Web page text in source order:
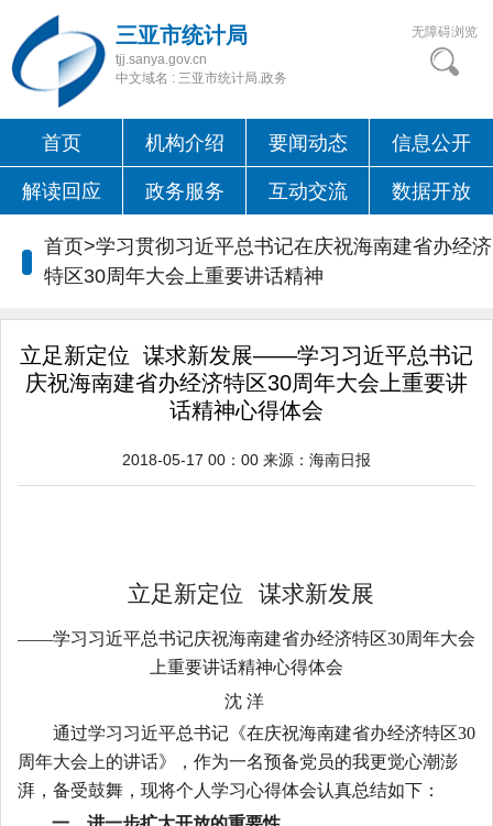
三亚市统计局
tjj.sanya.gov.cn
中文域名 : 三亚市统计局.政务
无障碍浏览
首页 机构介绍 要闻动态 信息公开
解读回应 政务服务 互动交流 数据开放
首页>学习贯彻习近平总书记在庆祝海南建省办经济
特区30周年大会上重要讲话精神
立足新定位 谋求新发展——学习习近平总书记
庆祝海南建省办经济特区30周年大会上重要讲
话精神心得体会
2018-05-17 00：00 来源： 海南日报
立足新定位 谋求新发展
——学习习近平总书记庆祝海南建省办经济特区30周年大会
上重要讲话精神心得体会
沈 洋
通过学习习近平总书记《在庆祝海南建省办经济特区30
周年大会上的讲话》，作为一名预备党员的我更觉心潮澎
湃，备受鼓舞，现将个人学习心得体会认真总结如下：